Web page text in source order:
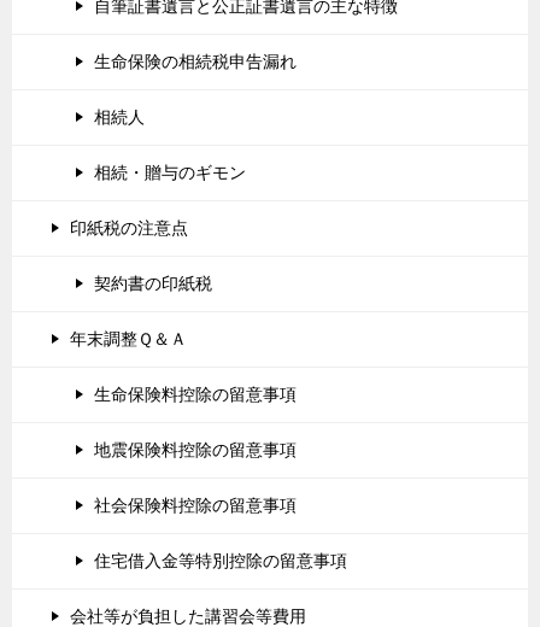
自筆証書遺言と公正証書遺言の主な特徴
生命保険の相続税申告漏れ
相続人
相続・贈与のギモン
印紙税の注意点
契約書の印紙税
年末調整Ｑ＆Ａ
生命保険料控除の留意事項
地震保険料控除の留意事項
社会保険料控除の留意事項
住宅借入金等特別控除の留意事項
会社等が負担した講習会等費用